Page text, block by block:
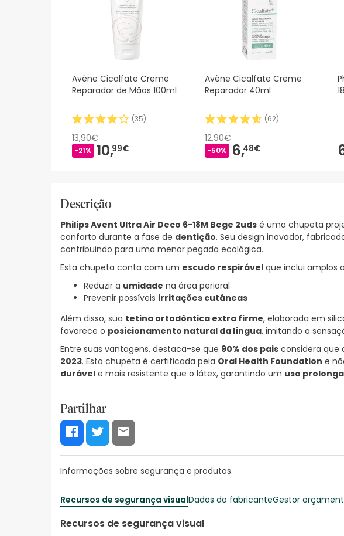
Avène Cicalfate Creme
Reparador de Mãos 100ml
(35)
13,90€
-21% 10,99€
Avène Cicalfate Creme
Reparador 40ml
(62)
12,90€
-50% 6,48€
Descrição
Philips Avent Ultra Air Deco 6-18M Bege 2uds é uma chupeta
conforto durante a fase de dentição. Seu design inovador,
contribuindo para uma menor pegada ecológica.
Esta chupeta conta com um escudo respirável que inclui amplos
Reduzir a umidade na área perioral
Prevenir possíveis irritações cutâneas
Além disso, sua tetina ortodôntica extra firme, elaborada em
favorece o posicionamento natural da língua, imitando a
Entre suas vantagens, destaca-se que 90% dos pais considera que
2023. Esta chupeta é certificada pela Oral Health Foundation e
durável e mais resistente que o látex, garantindo um uso
Partilhar
Informações sobre segurança e produtos
Recursos de segurança visualDados do fabricanteGestor
Recursos de segurança visual